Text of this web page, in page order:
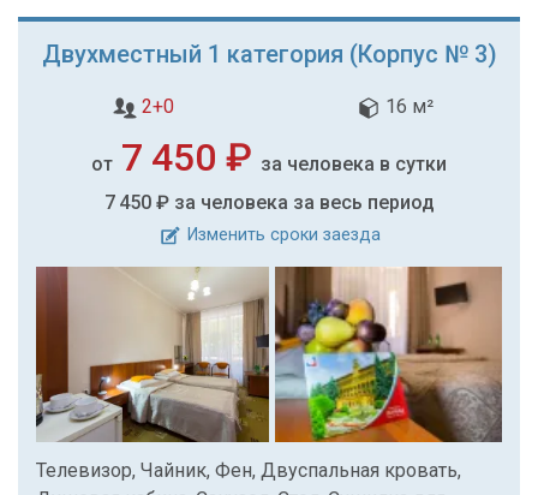
Двухместный 1 категория (Корпус № 3)
2+0 16 м²
от 7 450 ₽ за человека в сутки
7 450 ₽ за человека за весь период
Изменить сроки заезда
Телевизор, Чайник, Фен, Двуспальная кровать,